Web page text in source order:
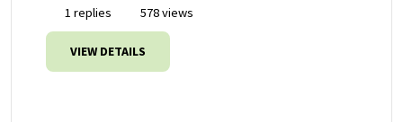
1 replies 578 views
VIEW DETAILS